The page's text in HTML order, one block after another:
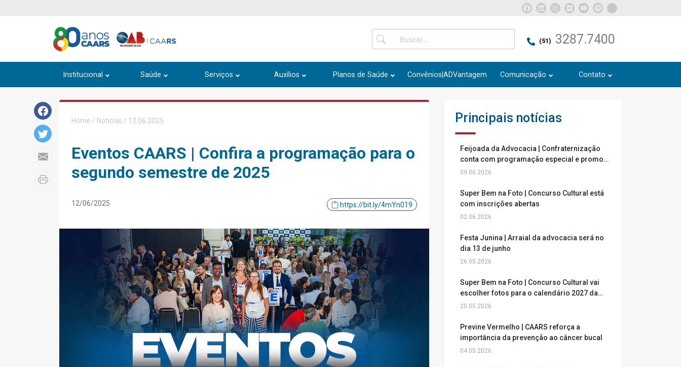
(51) 3287.7400
Institucional Saúde Serviços Auxílios Planos de Saúde Convênios|ADVantagem Comunicação Contato
Home / Noticias / 12.06.2025
Eventos CAARS | Confira a programação para o
segundo semestre de 2025
12/06/2025 https://bit.ly/4mYn019
Principais notícias
Feijoada da Advocacia | Confraternização
conta com programação especial e promove
momentos de lazer
09.06.2026
Super Bem na Foto | Concurso Cultural está
com inscrições abertas
02.06.2026
Festa Junina | Arraial da advocacia será no
dia 13 de junho
26.05.2026
Super Bem na Foto | Concurso Cultural vai
escolher fotos para o calendário 2027 da
CAARS
25.05.2026
Previne Vermelho | CAARS reforça a
importância da prevenção ao câncer bucal
04.05.2026